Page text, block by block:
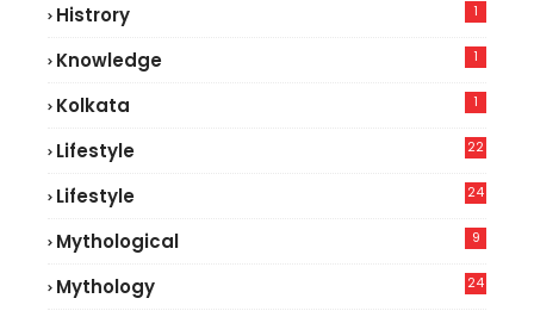
Histrory 1
Knowledge 1
Kolkata 1
Lifestyle
22
Lifestyle
24
Mythological 9
Mythology 24